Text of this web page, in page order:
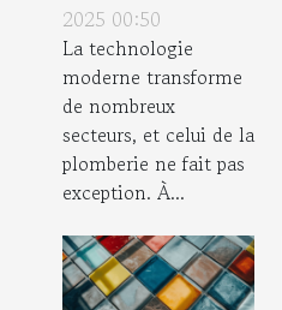
améliore les
services de
plomberie
2025 00:50
La technologie
moderne transforme
de nombreux
secteurs, et celui de la
plomberie ne fait pas
exception. À...